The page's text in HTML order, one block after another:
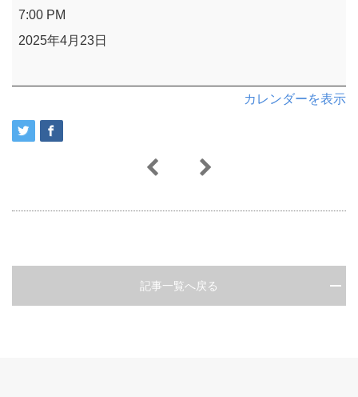
例
7:00 PM
2025年4月23日
カレンダーを表示
記事一覧へ戻る